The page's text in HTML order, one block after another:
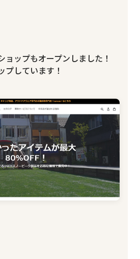
ョップもオープンしました！
プしています！